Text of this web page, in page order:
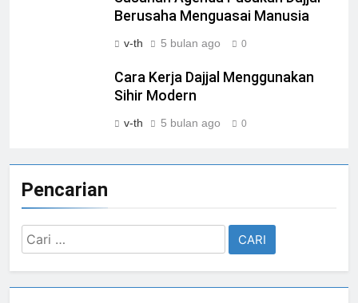
Berusaha Menguasai Manusia
v-th 5 bulan ago 0
Cara Kerja Dajjal Menggunakan
Sihir Modern
v-th 5 bulan ago 0
Pencarian
Cari
untuk: